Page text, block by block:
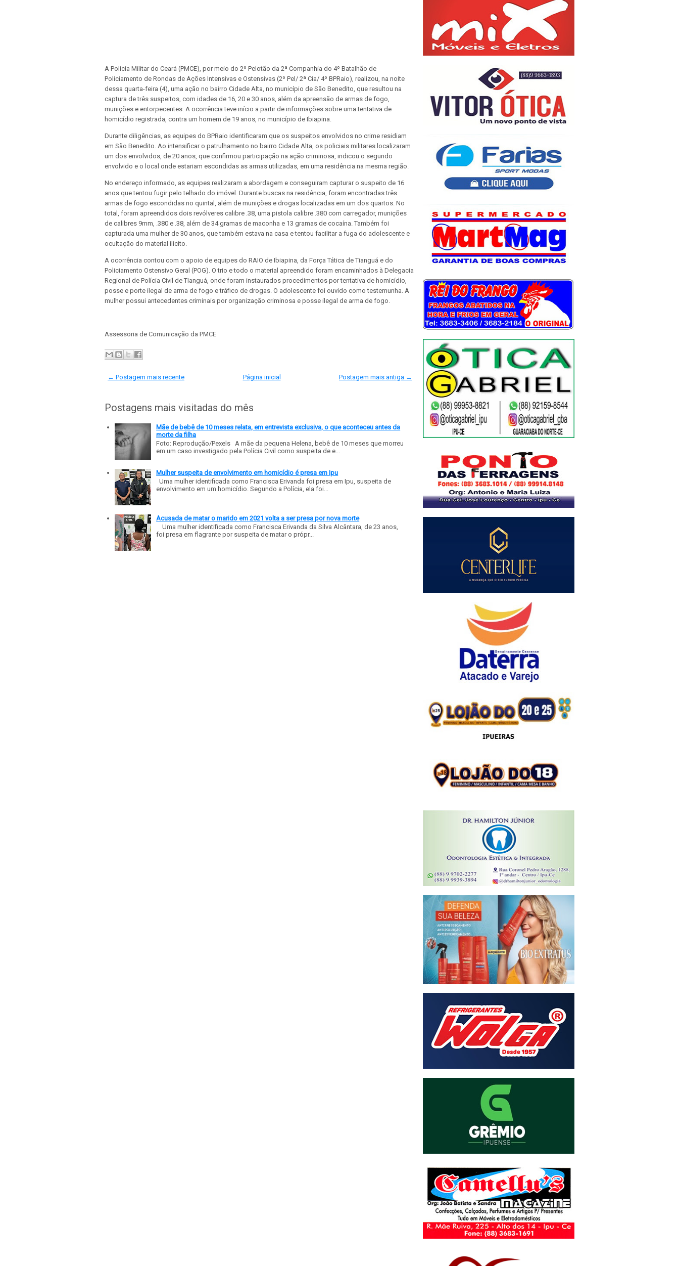
A Polícia Militar do Ceará (PMCE), por meio do 2º Pelotão da 2ª Companhia do 4º Batalhão de
Policiamento de Rondas de Ações Intensivas e Ostensivas (2º Pel/ 2ª Cia/ 4º BPRaio), realizou, na noite
dessa quarta-feira (4), uma ação no bairro Cidade Alta, no município de São Benedito, que resultou na
captura de três suspeitos, com idades de 16, 20 e 30 anos, além da apreensão de armas de fogo,
munições e entorpecentes. A ocorrência teve início a partir de informações sobre uma tentativa de
homicídio registrada, contra um homem de 19 anos, no município de Ibiapina.
Durante diligências, as equipes do BPRaio identificaram que os suspeitos envolvidos no crime residiam
em São Benedito. Ao intensificar o patrulhamento no bairro Cidade Alta, os policiais militares localizaram
um dos envolvidos, de 20 anos, que confirmou participação na ação criminosa, indicou o segundo
envolvido e o local onde estariam escondidas as armas utilizadas, em uma residência na mesma região.
No endereço informado, as equipes realizaram a abordagem e conseguiram capturar o suspeito de 16
anos que tentou fugir pelo telhado do imóvel. Durante buscas na residência, foram encontradas três
armas de fogo escondidas no quintal, além de munições e drogas localizadas em um dos quartos. No
total, foram apreendidos dois revólveres calibre .38, uma pistola calibre .380 com carregador, munições
de calibres 9mm, .380 e .38, além de 34 gramas de maconha e 13 gramas de cocaína. Também foi
capturada uma mulher de 30 anos, que também estava na casa e tentou facilitar a fuga do adolescente e
ocultação do material ilícito.
A ocorrência contou com o apoio de equipes do RAIO de Ibiapina, da Força Tática de Tianguá e do
Policiamento Ostensivo Geral (POG). O trio e todo o material apreendido foram encaminhados à Delegacia
Regional de Polícia Civil de Tianguá, onde foram instaurados procedimentos por tentativa de homicídio,
posse e porte ilegal de arma de fogo e tráfico de drogas. O adolescente foi ouvido como testemunha. A
mulher possui antecedentes criminais por organização criminosa e posse ilegal de arma de fogo.
Assessoria de Comunicação da PMCE
← Postagem mais recente Postagem mais antiga →
Página inicial
Postagens mais visitadas do mês
Mãe de bebê de 10 meses relata, em entrevista exclusiva, o que aconteceu antes da
morte da filha
Foto: Reprodução/Pexels A mãe da pequena Helena, bebê de 10 meses que morreu
em um caso investigado pela Polícia Civil como suspeita de e...
Mulher suspeita de envolvimento em homicídio é presa em Ipu
Uma mulher identificada como Francisca Erivanda foi presa em Ipu, suspeita de
envolvimento em um homicídio. Segundo a Polícia, ela foi...
Acusada de matar o marido em 2021 volta a ser presa por nova morte
Uma mulher identificada como Francisca Erivanda da Silva Alcântara, de 23 anos,
foi presa em flagrante por suspeita de matar o própr...